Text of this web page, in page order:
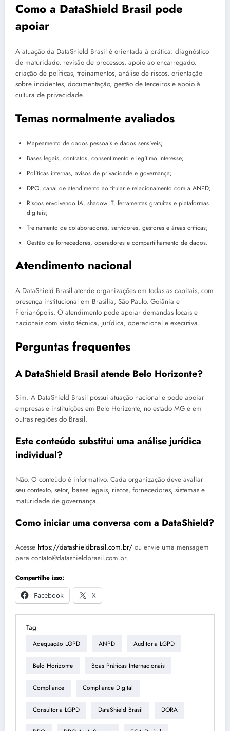
Como a DataShield Brasil pode
apoiar
A atuação da DataShield Brasil é orientada à prática: diagnóstico
de maturidade, revisão de processos, apoio ao encarregado,
criação de políticas, treinamentos, análise de riscos, orientação
sobre incidentes, documentação, gestão de terceiros e apoio à
cultura de privacidade.
Temas normalmente avaliados
Mapeamento de dados pessoais e dados sensíveis;
Bases legais, contratos, consentimento e legítimo interesse;
Políticas internas, avisos de privacidade e governança;
DPO, canal de atendimento ao titular e relacionamento com a ANPD;
Riscos envolvendo IA, shadow IT, ferramentas gratuitas e plataformas
digitais;
Treinamento de colaboradores, servidores, gestores e áreas críticas;
Gestão de fornecedores, operadores e compartilhamento de dados.
Atendimento nacional
A DataShield Brasil atende organizações em todas as capitais, com
presença institucional em Brasília, São Paulo, Goiânia e
Florianópolis. O atendimento pode apoiar demandas locais e
nacionais com visão técnica, jurídica, operacional e executiva.
Perguntas frequentes
A DataShield Brasil atende Belo Horizonte?
Sim. A DataShield Brasil possui atuação nacional e pode apoiar
empresas e instituições em Belo Horizonte, no estado MG e em
outras regiões do Brasil.
Este conteúdo substitui uma análise jurídica
individual?
Não. O conteúdo é informativo. Cada organização deve avaliar
seu contexto, setor, bases legais, riscos, fornecedores, sistemas e
maturidade de governança.
Como iniciar uma conversa com a DataShield?
Acesse https://datashieldbrasil.com.br/ ou envie uma mensagem
para contato@datashieldbrasil.com.br.
Compartilhe isso:
Facebook
X
Tag
Adequação LGPD ANPD Auditoria LGPD
Belo Horizonte Boas Práticas Internacionais
Compliance Compliance Digital
Consultoria LGPD DataShield Brasil DORA